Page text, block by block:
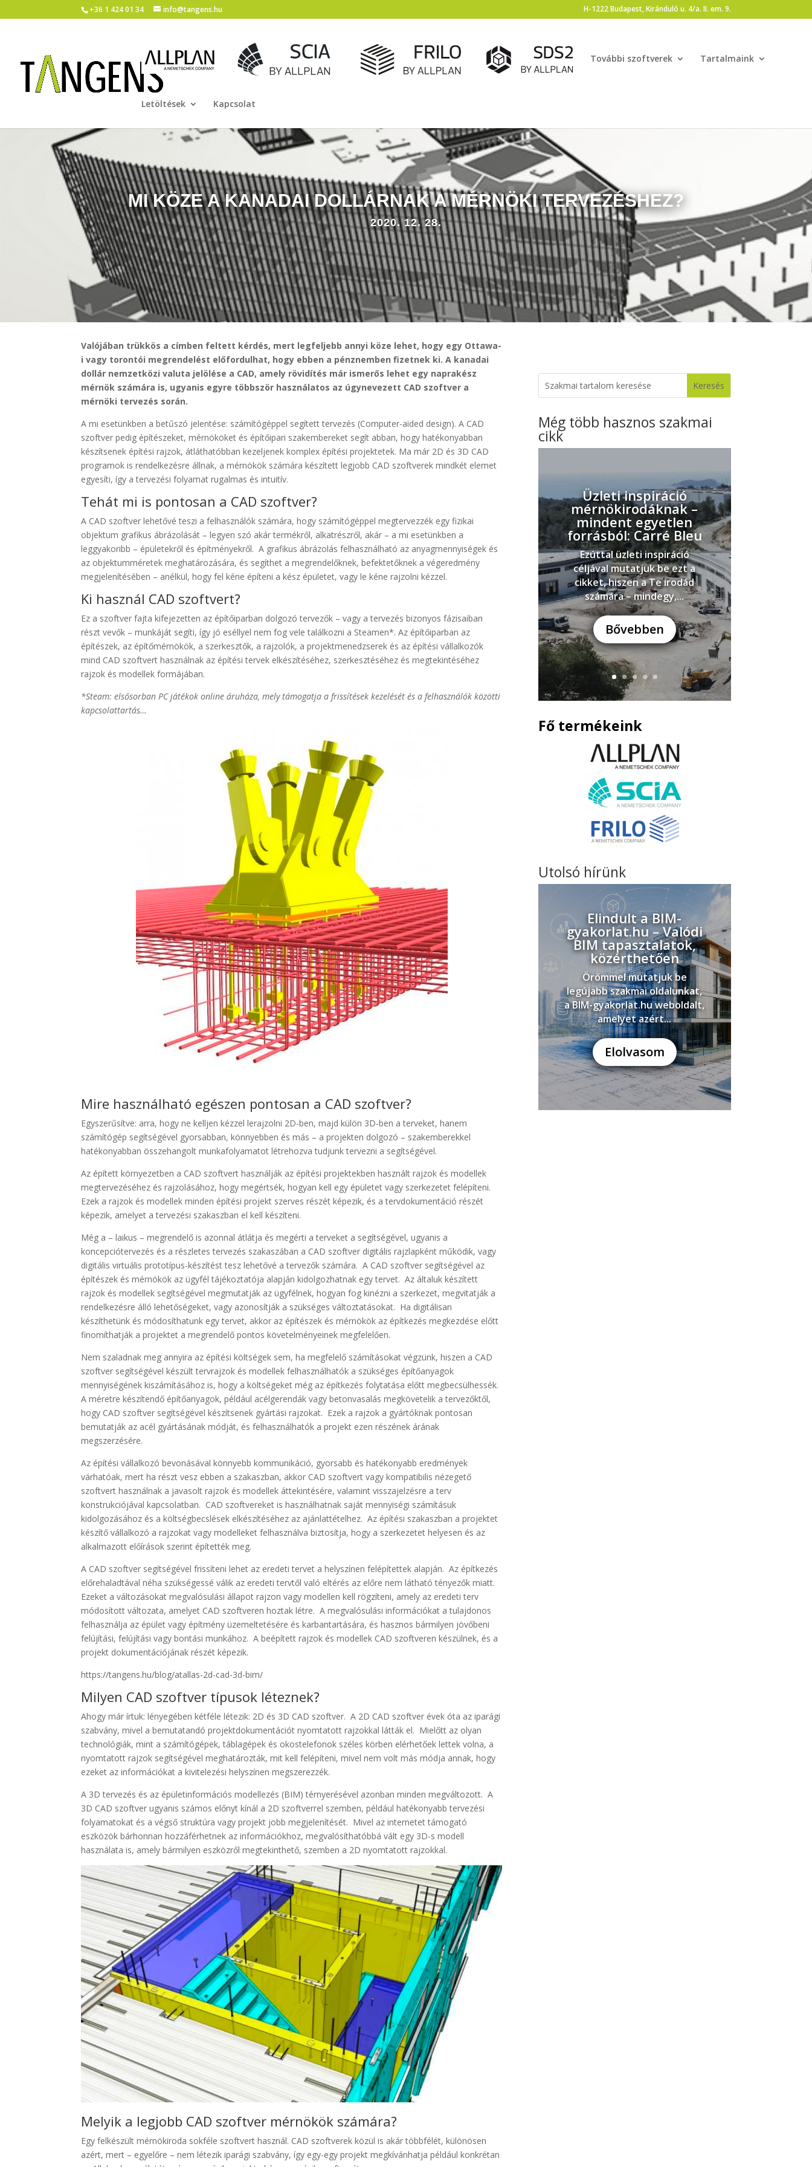
+36 1 424 01 34 info@tangens.hu H-1222 Budapest, Kiránduló u. 4/a. II. em. 9.
További szoftverek Tartalmaink
Letöltések Kapcsolat
MI KÖZE A KANADAI DOLLÁRNAK A MÉRNÖKI TERVEZÉSHEZ?
2020. 12. 28.
Valójában trükkös a címben feltett kérdés, mert legfeljebb annyi köze lehet, hogy egy Ottawa-
i vagy torontói megrendelést előfordulhat, hogy ebben a pénznemben fizetnek ki. A kanadai
dollár nemzetközi valuta jelölése a CAD, amely rövidítés már ismerős lehet egy naprakész
mérnök számára is, ugyanis egyre többször használatos az úgynevezett CAD szoftver a
mérnöki tervezés során.
A mi esetünkben a betűszó jelentése: számítógéppel segített tervezés (Computer-aided design). A CAD
szoftver pedig építészeket, mérnököket és építőipari szakembereket segít abban, hogy hatékonyabban
készítsenek építési rajzok, átláthatóbban kezeljenek komplex építési projektetek. Ma már 2D és 3D CAD
programok is rendelkezésre állnak, a mérnökök számára készített legjobb CAD szoftverek mindkét elemet
egyesíti, így a tervezési folyamat rugalmas és intuitív.
Tehát mi is pontosan a CAD szoftver?
A CAD szoftver lehetővé teszi a felhasználók számára, hogy számítógéppel megtervezzék egy fizikai
objektum grafikus ábrázolását – legyen szó akár termékről, alkatrészről, akár – a mi esetünkben a
leggyakoribb – épületekről és építményekről. A grafikus ábrázolás felhasználható az anyagmennyiségek és
az objektumméretek meghatározására, és segíthet a megrendelőknek, befektetőknek a végeredmény
megjelenítésében – anélkül, hogy fel kéne építeni a kész épületet, vagy le kéne rajzolni kézzel.
Ki használ CAD szoftvert?
Ez a szoftver fajta kifejezetten az építőiparban dolgozó tervezők – vagy a tervezés bizonyos fázisaiban
részt vevők – munkáját segíti, így jó eséllyel nem fog vele találkozni a Steamen*. Az építőiparban az
építészek, az építőmérnökök, a szerkesztők, a rajzolók, a projektmenedzserek és az építési vállalkozók
mind CAD szoftvert használnak az építési tervek elkészítéséhez, szerkesztéséhez és megtekintéséhez
rajzok és modellek formájában.
*Steam: elsősorban PC játékok online áruháza, mely támogatja a frissítések kezelését és a felhasználók közötti
kapcsolattartás…
Mire használható egészen pontosan a CAD szoftver?
Egyszerűsítve: arra, hogy ne kelljen kézzel lerajzolni 2D-ben, majd külön 3D-ben a terveket, hanem
számítógép segítségével gyorsabban, könnyebben és más – a projekten dolgozó – szakemberekkel
hatékonyabban összehangolt munkafolyamatot létrehozva tudjunk tervezni a segítségével.
Az épített környezetben a CAD szoftvert használják az építési projektekben használt rajzok és modellek
megtervezéséhez és rajzolásához, hogy megértsék, hogyan kell egy épületet vagy szerkezetet felépíteni.
Ezek a rajzok és modellek minden építési projekt szerves részét képezik, és a tervdokumentáció részét
képezik, amelyet a tervezési szakaszban el kell készíteni.
Még a – laikus – megrendelő is azonnal átlátja és megérti a terveket a segítségével, ugyanis a
koncepciótervezés és a részletes tervezés szakaszában a CAD szoftver digitális rajzlapként működik, vagy
digitális virtuális prototípus-készítést tesz lehetővé a tervezők számára. A CAD szoftver segítségével az
építészek és mérnökök az ügyfél tájékoztatója alapján kidolgozhatnak egy tervet. Az általuk készített
rajzok és modellek segítségével megmutatják az ügyfélnek, hogyan fog kinézni a szerkezet, megvitatják a
rendelkezésre álló lehetőségeket, vagy azonosítják a szükséges változtatásokat. Ha digitálisan
készíthetünk és módosíthatunk egy tervet, akkor az építészek és mérnökök az építkezés megkezdése előtt
finomíthatják a projektet a megrendelő pontos követelményeinek megfelelően.
Nem szaladnak meg annyira az építési költségek sem, ha megfelelő számításokat végzünk, hiszen a CAD
szoftver segítségével készült tervrajzok és modellek felhasználhatók a szükséges építőanyagok
mennyiségének kiszámításához is, hogy a költségeket még az építkezés folytatása előtt megbecsülhessék.
A méretre készítendő építőanyagok, például acélgerendák vagy betonvasalás megkövetelik a tervezőktől,
hogy CAD szoftver segítségével készítsenek gyártási rajzokat. Ezek a rajzok a gyártóknak pontosan
bemutatják az acél gyártásának módját, és felhasználhatók a projekt ezen részének árának
megszerzésére.
Az építési vállalkozó bevonásával könnyebb kommunikáció, gyorsabb és hatékonyabb eredmények
várhatóak, mert ha részt vesz ebben a szakaszban, akkor CAD szoftvert vagy kompatibilis nézegető
szoftvert használnak a javasolt rajzok és modellek áttekintésére, valamint visszajelzésre a terv
konstrukciójával kapcsolatban. CAD szoftvereket is használhatnak saját mennyiségi számításuk
kidolgozásához és a költségbecslések elkészítéséhez az ajánlattételhez. Az építési szakaszban a projektet
készítő vállalkozó a rajzokat vagy modelleket felhasználva biztosítja, hogy a szerkezetet helyesen és az
alkalmazott előírások szerint építették meg.
A CAD szoftver segítségével frissíteni lehet az eredeti tervet a helyszínen felépítettek alapján. Az építkezés
előrehaladtával néha szükségessé válik az eredeti tervtől való eltérés az előre nem látható tényezők miatt.
Ezeket a változásokat megvalósulási állapot rajzon vagy modellen kell rögzíteni, amely az eredeti terv
módosított változata, amelyet CAD szoftveren hoztak létre. A megvalósulási információkat a tulajdonos
felhasználja az épület vagy építmény üzemeltetésére és karbantartására, és hasznos bármilyen jövőbeni
felújítási, felújítási vagy bontási munkához. A beépített rajzok és modellek CAD szoftveren készülnek, és a
projekt dokumentációjának részét képezik.
https://tangens.hu/blog/atallas-2d-cad-3d-bim/
Milyen CAD szoftver típusok léteznek?
Ahogy már írtuk: lényegében kétféle létezik: 2D és 3D CAD szoftver. A 2D CAD szoftver évek óta az iparági
szabvány, mivel a bemutatandó projektdokumentációt nyomtatott rajzokkal látták el. Mielőtt az olyan
technológiák, mint a számítógépek, táblagépek és okostelefonok széles körben elérhetőek lettek volna, a
nyomtatott rajzok segítségével meghatározták, mit kell felépíteni, mivel nem volt más módja annak, hogy
ezeket az információkat a kivitelezési helyszínen megszerezzék.
A 3D tervezés és az épületinformációs modellezés (BIM) térnyerésével azonban minden megváltozott. A
3D CAD szoftver ugyanis számos előnyt kínál a 2D szoftverrel szemben, például hatékonyabb tervezési
folyamatokat és a végső struktúra vagy projekt jobb megjelenítését. Mivel az internetet támogató
eszközök bárhonnan hozzáférhetnek az információkhoz, megvalósíthatóbbá vált egy 3D-s modell
használata is, amely bármilyen eszközről megtekinthető, szemben a 2D nyomtatott rajzokkal.
Melyik a legjobb CAD szoftver mérnökök számára?
Egy felkészült mérnökiroda sokféle szoftvert használ. CAD szoftverek közül is akár többfélét, különösen
azért, mert – egyelőre – nem létezik iparági szabvány, így egy-egy projekt megkívánhatja például konkrétan
Még több hasznos szakmai
cikk
Üzleti inspiráció
mérnökirodáknak –
mindent egyetlen
forrásból: Carré Bleu
Ezúttal üzleti inspiráció
céljával mutatjuk be ezt a
cikket, hiszen a Te irodád
számára – mindegy,...
Bővebben
Fő termékeink
Utolsó hírünk
Elindult a BIM-
gyakorlat.hu – Valódi
BIM tapasztalatok,
közérthetően
Örömmel mutatjuk be
legújabb szakmai oldalunkat,
a BIM-gyakorlat.hu weboldalt,
amelyet azért...
Elolvasom